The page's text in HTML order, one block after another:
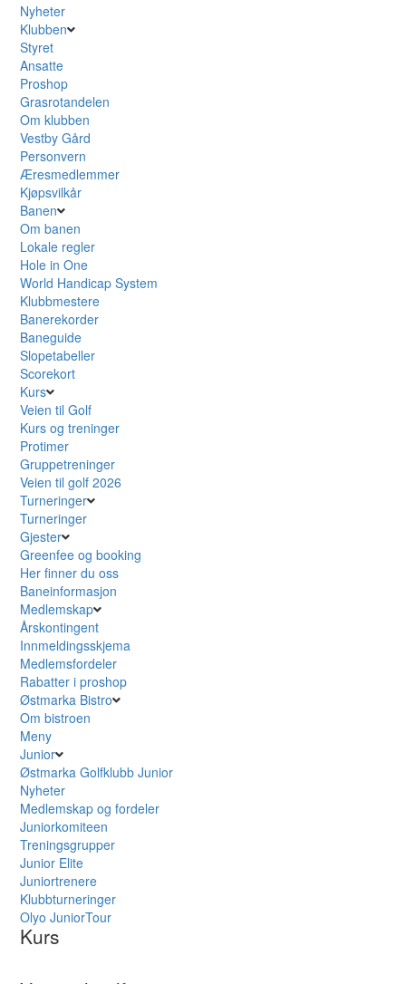
Nyheter
Klubben
Styret
Ansatte
Proshop
Grasrotandelen
Om klubben
Vestby Gård
Personvern
Æresmedlemmer
Kjøpsvilkår
Banen
Om banen
Lokale regler
Hole in One
World Handicap System
Klubbmestere
Banerekorder
Baneguide
Slopetabeller
Scorekort
Kurs
Veien til Golf
Kurs og treninger
Protimer
Gruppetreninger
Veien til golf 2026
Turneringer
Turneringer
Gjester
Greenfee og booking
Her finner du oss
Baneinformasjon
Medlemskap
Årskontingent
Innmeldingsskjema
Medlemsfordeler
Rabatter i proshop
Østmarka Bistro
Om bistroen
Meny
Junior
Østmarka Golfklubb Junior
Nyheter
Medlemskap og fordeler
Juniorkomiteen
Treningsgrupper
Junior Elite
Juniortrenere
Klubbturneringer
Olyo JuniorTour
Kurs